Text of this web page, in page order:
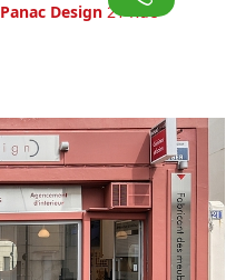
Panac Design 21 Rue